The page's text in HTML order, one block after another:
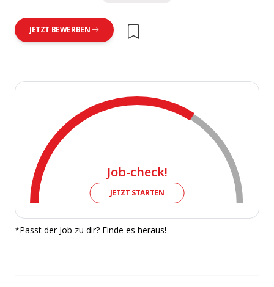
JETZT BEWERBEN
Job-check!
JETZT STARTEN
*Passt der Job zu dir? Finde es heraus!